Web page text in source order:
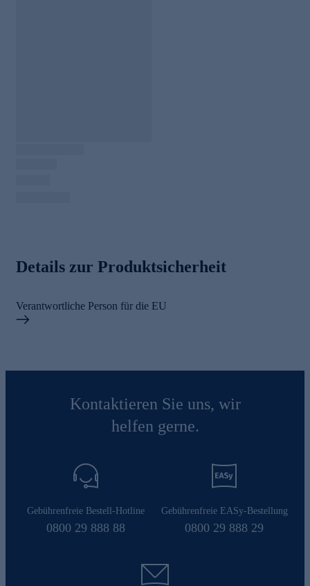
Details zur Produktsicherheit
Verantwortliche Person für die EU
Kontaktieren Sie uns, wir
helfen gerne.
Gebührenfreie Bestell-Hotline
0800 29 888 88
Gebührenfreie EASy-Bestellung
0800 29 888 29